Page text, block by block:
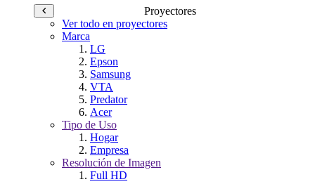
Proyectores
Ver todo en proyectores
Marca
LG
Epson
Samsung
VTA
Predator
Acer
Tipo de Uso
Hogar
Empresa
Resolución de Imagen
Full HD